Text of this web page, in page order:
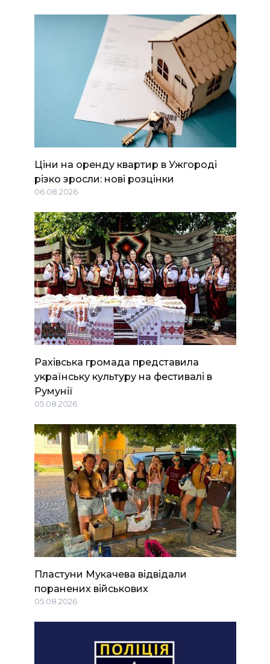
Ціни на оренду квартир в Ужгороді
різко зросли: нові розцінки
06.08.2026
Рахівська громада представила
українську культуру на фестивалі в
Румунії
05.08.2026
Пластуни Мукачева відвідали
поранених військових
05.08.2026